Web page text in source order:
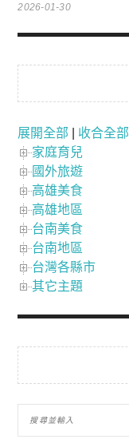
2026-01-30
展開全部
收合全部
家庭育兒
國外旅遊
高雄美食
高雄地區
台南美食
台南地區
台灣各縣市
其它主題